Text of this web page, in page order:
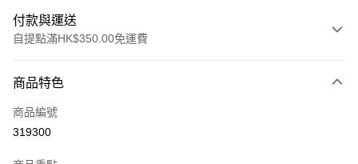
付款與運送
自提點滿HK$350.00免運費
信用卡
Apple Pay
商品特色
商品編號
319300